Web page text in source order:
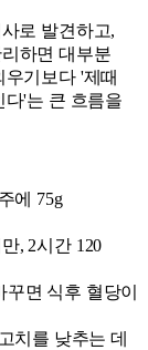
로 발견하고,
하면 대부분
기보다 '제때
다'는 큰 흐름을
에 75g
, 2시간 120
면 식후 혈당이
치를 낮추는 데